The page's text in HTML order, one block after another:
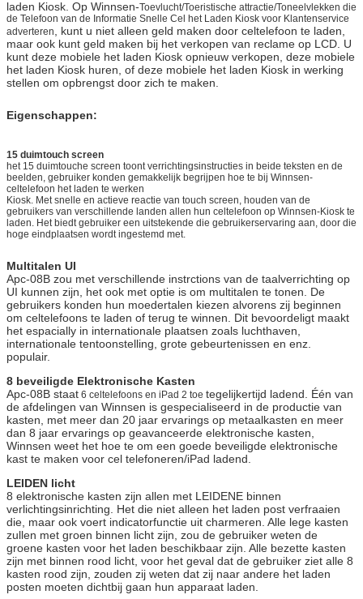
We bellen je snel terug!
VERZENDEN
screen
vriendschappelijk aan gebruik
Computer
Het stabiele industriële computersysteem,
vermindert uw onderhoud tot minimaal
Staallichaam
Het lichaam van het goede kwaliteitsstaal, tribune
met gebruik op lange termijn, kleur kan worden
Hardwareopties
kaartjesprinter
Wifi, 3G
Als het deel u wilt toevoegen niet hierboven
inbegrepen is, te vragen gelieve ons.
Het werk
100-240V, 50/60Hz
Werkende
Temperatuur
0 ~ 50 ℃
Certificaat CE, FCC
laden Kiosk. Op Winnsen-Toevlucht/Toeristische attractie/Toneelvlekken die
de Telefoon van de Informatie Snelle Cel het Laden Kiosk voor Klantenservice
adverteren
, kunt u niet alleen geld maken door celtelefoon te laden,
maar ook kunt geld maken bij het verkopen van reclame op LCD. U
kunt deze mobiele het laden Kiosk opnieuw verkopen, deze mobiele
het laden Kiosk huren, of deze mobiele het laden Kiosk in werking
stellen om opbrengst door zich te maken.
Eigenschappen:
15 duimtouch screen
het 15 duimtouche screen toont verrichtingsinstructies in beide teksten en de
beelden, gebruiker konden gemakkelijk begrijpen hoe te bij Winnsen-
celtelefoon het laden te werken
Kiosk. Met snelle en actieve reactie van touch screen, houden van de
gebruikers van verschillende landen allen hun celtelefoon op Winnsen-Kiosk te
laden. Het biedt gebruiker een uitstekende die gebruikerservaring aan, door die
hoge eindplaatsen wordt ingestemd met.
Multitalen UI
Apc-08B zou met verschillende instrctions van de taalverrichting op
UI kunnen zijn, het ook met optie is om multitalen te tonen. De
gebruikers konden hun moedertalen kiezen alvorens zij beginnen
om celtelefoons te laden of terug te winnen. Dit bevoordeligt maakt
het espacially in internationale plaatsen zoals luchthaven,
internationale tentoonstelling, grote gebeurtenissen en enz.
populair.
8 beveiligde Elektronische Kasten
Apc-08B staat 6 celtelefoons en iPad 2 toe tegelijkertijd ladend. Één van
de afdelingen van Winnsen is gespecialiseerd in de productie van
kasten, met meer dan 20 jaar ervarings op metaalkasten en meer
dan 8 jaar ervarings op geavanceerde elektronische kasten,
Winnsen weet het hoe te om een goede beveiligde elektronische
kast te maken voor cel telefoneren/iPad ladend.
LEIDEN licht
8 elektronische kasten zijn allen met LEIDENE binnen
verlichtingsinrichting. Het die niet alleen het laden post verfraaien
die, maar ook voert indicatorfunctie uit charmeren. Alle lege kasten
zullen met groen binnen licht zijn, zou de gebruiker weten de
groene kasten voor het laden beschikbaar zijn. Alle bezette kasten
zijn met binnen rood licht, voor het geval dat de gebruiker ziet alle 8
kasten rood zijn, zouden zij weten dat zij naar andere het laden
posten moeten dichtbij gaan hun apparaat laden.